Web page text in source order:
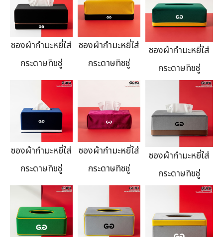
ซองผ้ากำมะหยี่ใส่
กระดาษทิชชู่
ซองผ้ากำมะหยี่ใส่
กระดาษทิชชู่
ซองผ้ากำมะหยี่ใส่
กระดาษทิชชู่
ซองผ้ากำมะหยี่ใส่
กระดาษทิชชู่
ซองผ้ากำมะหยี่ใส่
กระดาษทิชชู่
ซองผ้ากำมะหยี่ใส่
กระดาษทิชชู่